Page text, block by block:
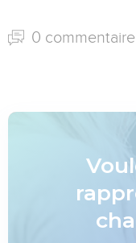
0 commentaire